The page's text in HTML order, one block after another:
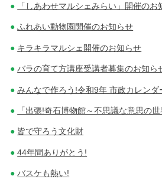
「しあわせマルシェみらい」開催のお
ふれあい動物園開催のお知らせ
キラキラマルシェ開催のお知らせ
バラの育て方講座受講者募集のお知ら
みんなで作ろう!令和9年 市政カレンダ
「出張!奇石博物館～不思議な意思の
皆で守ろう文化財
44年間ありがとう!
バスケも熱い!